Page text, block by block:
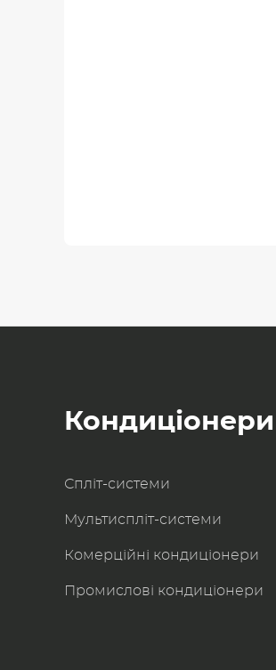
Кондиціонери
Спліт-системи
Мультиспліт-системи
Комерційні кондиціонери
Промислові кондиціонери